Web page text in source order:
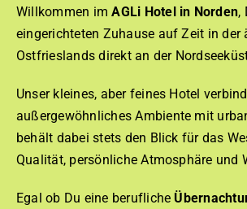
Willkommen imAGLi Hotel in Norden,
eingerichteten Zuhause auf Zeit in der
Ostfrieslands direkt an der
Unser kleines, aber feines Hotel
außergewöhnliches Ambiente mit
behält dabei stets den Blick für das
Qualität, persönliche Atmosphäre und
Egal ob Du eine berufliche